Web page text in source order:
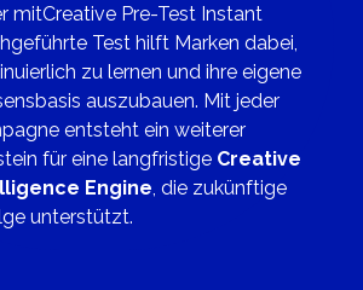
mitCreative Pre-Test Instant
Test hilft Marken dabei,
zu lernen und ihre eigene
auszubauen. Mit jeder
entsteht ein weiterer
für eine langfristige Creative
Engine, die zukünftige
unterstützt.